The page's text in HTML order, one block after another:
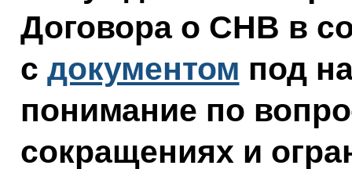
Договора о СНВ в
с документом под
понимание по
сокращениях и